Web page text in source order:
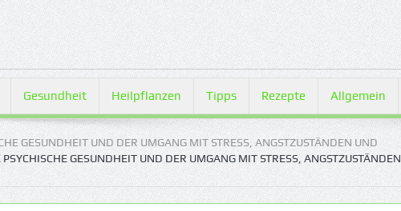
Gesundheit Heilpflanzen Tipps Rezepte Allgemein
GESUNDHEIT UND DER UMGANG MIT STRESS, ANGSTZUSTÄNDEN UND
PSYCHISCHE GESUNDHEIT UND DER UMGANG MIT STRESS, ANGSTZUSTÄNDEN